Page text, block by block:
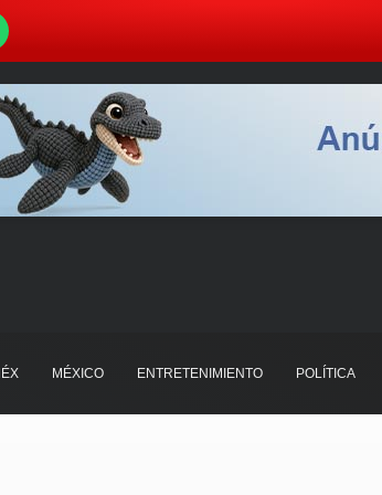
MÉXICO ENTRETENIMIENTO POLÍTICA